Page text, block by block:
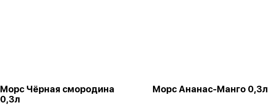
Морс Чёрная смородина
0,3л
Морс Ананас-Манго 0,3л